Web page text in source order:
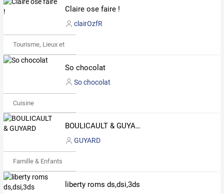
Claire ose faire !
clairOzfR
Tourisme, Lieux et Événements
So chocolat
So chocolat
Cuisine
BOULICAULT & GUYARD
GUYARD
Famille & Enfants
liberty roms ds,dsi,3ds